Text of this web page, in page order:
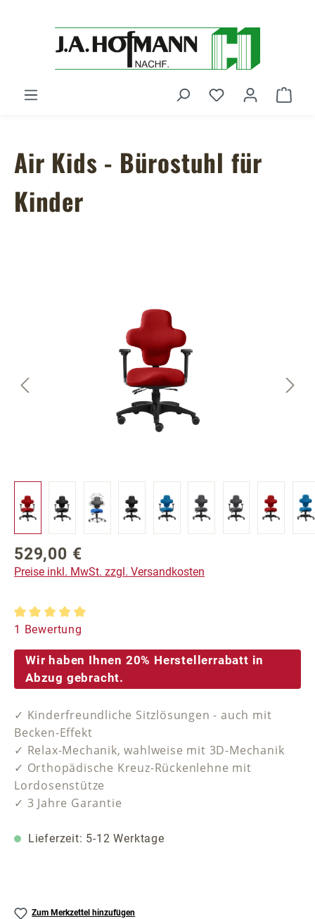
Du hast 0
Air Kids - Bürostuhl für
Kinder
Regulärer Preis:
529,00 €
Preise inkl. MwSt. zzgl. Versandkosten
Durchschnittliche Bewertung von 5 von 5 Sternen
1 Bewertung
Wir haben Ihnen 20% Herstellerrabatt in
Abzug gebracht.
✓ Kinderfreundliche Sitzlösungen - auch mit
Becken-Effekt
✓ Relax-Mechanik, wahlweise mit 3D-Mechanik
✓ Orthopädische Kreuz-Rückenlehne mit
Lordosenstütze
✓ 3 Jahre Garantie
Lieferzeit: 5-12 Werktage
Zum Merkzettel hinzufügen